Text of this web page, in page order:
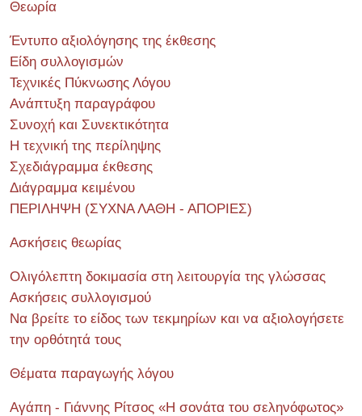
Θεωρία
Έντυπο αξιολόγησης της έκθεσης
Είδη συλλογισμών
Τεχνικές Πύκνωσης Λόγου
Ανάπτυξη παραγράφου
Συνοχή και Συνεκτικότητα
Η τεχνική της περίληψης
Σχεδιάγραμμα έκθεσης
Διάγραμμα κειμένου
ΠΕΡΙΛΗΨΗ (ΣΥΧΝΑ ΛΑΘΗ - ΑΠΟΡΙΕΣ)
Ασκήσεις θεωρίας
Ολιγόλεπτη δοκιμασία στη λειτουργία της γλώσσας
Ασκήσεις συλλογισμού
Να βρείτε το είδος των τεκμηρίων και να αξιολογήσετε
την ορθότητά τους
Θέματα παραγωγής λόγου
Αγάπη - Γιάννης Ρίτσος «Η σονάτα του σεληνόφωτος»